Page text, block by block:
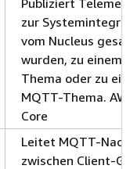
Publiziert
zur
vom Nucleus
wurden, zu einem
Thema oder zu
MQTT-Thema.
Core
Leitet MQTT-
zwischen Client-